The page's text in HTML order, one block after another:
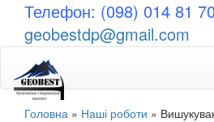
Телефон: (098) 014 81
geobestdp@gmail.com
Головна » Наші роботи »